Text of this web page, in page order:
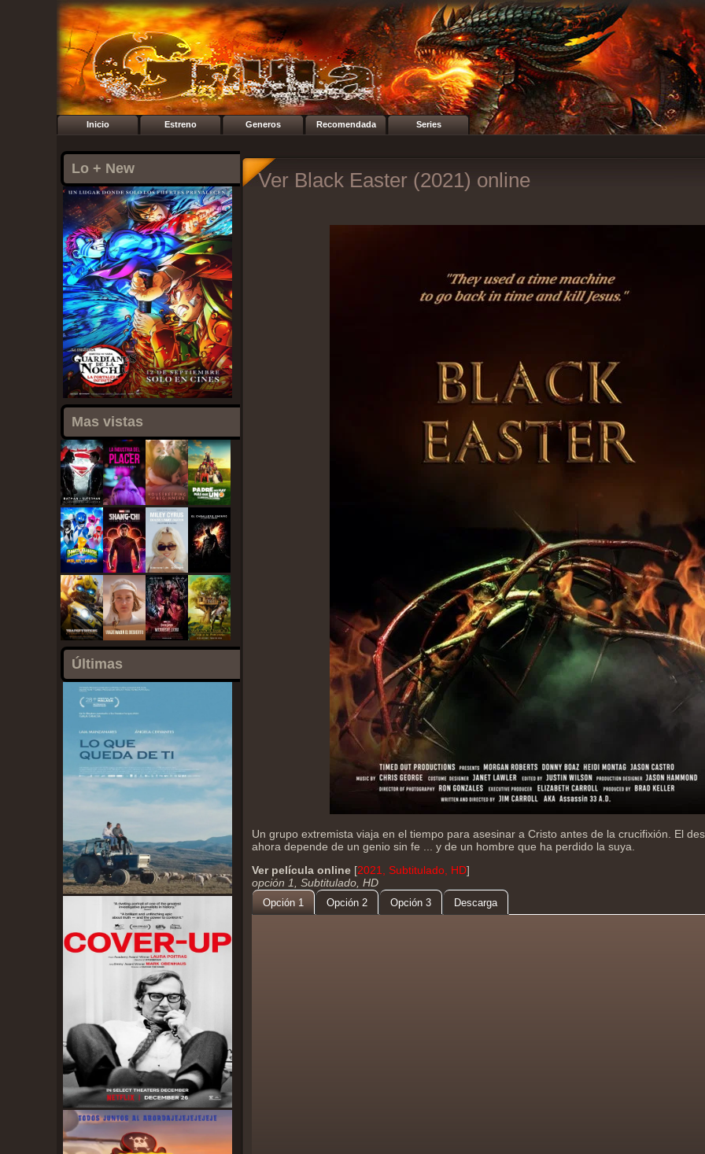
Inicio Estreno Generos Recomendada Series
Lo + New
Mas vistas
Últimas
Ver Black Easter (2021) online
Un grupo extremista viaja en el tiempo para asesinar a Cristo antes de la crucifixión. El
ahora depende de un genio sin fe ... y de un hombre que ha perdido la suya.
Ver película online [2021, Subtitulado, HD]
opción 1, Subtitulado, HD
Opción 1 Opción 2 Opción 3 Descarga